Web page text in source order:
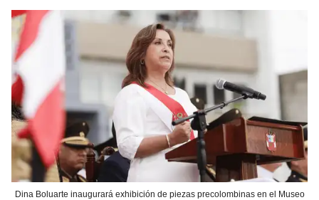
Dina Boluarte inaugurará exhibición de piezas precolombinas en el Museo